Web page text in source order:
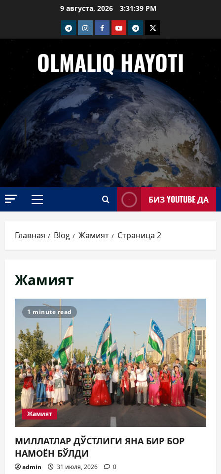
9 августа, 2026 3:31:40 PM
telegramInstagramFacebook
Youtubetelegram+
Twitter
OLMALIQ HAYOTI
Основное
БИЗ YOUTUBE ДА
Главная Blog Жамият Страница 2
Жамият
1 minute read
Жамият
МИЛЛАТЛАР ДЎСТЛИГИ ЯНА БИР БОР
НАМОЁН БЎЛДИ
admin 31 июля, 2026 0